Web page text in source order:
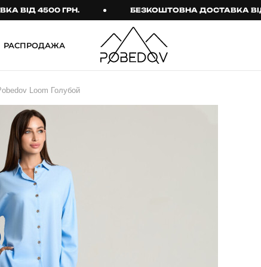
4500 ГРН. БЕЗКОШТОВНА ДОСТАВКА ВІД
Брюки
Джогери
Карго
Спортивні штани
Лосины
Джинсы
КОМПЛЕКТИ
Куртка й штани
РАСПРОДАЖА
Loom Голубой